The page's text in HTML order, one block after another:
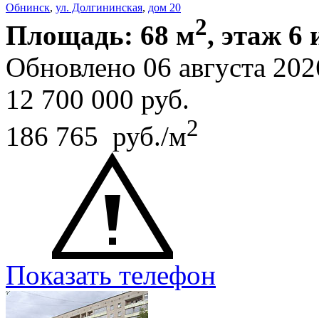
Обнинск, ул. Долгининская, дом 20
Площадь: 68 м2, этаж 6
Обновлено 06 августа
12 700 000 руб.
186 765 руб./м2
Показать телефон